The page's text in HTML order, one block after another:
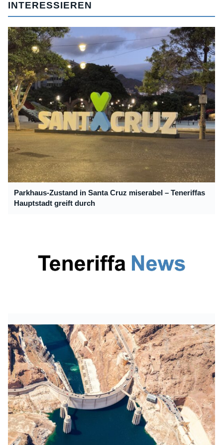
INTERESSIEREN
Parkhaus-Zustand in Santa Cruz miserabel – Teneriffas
Hauptstadt greift durch